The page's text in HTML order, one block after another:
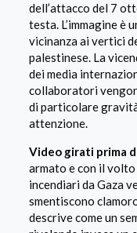
dell’attacco del 7
testa. L’immagine è
vicinanza ai vertici
palestinese. La
dei media
collaboratori
di particolare
attenzione.
Video girati prima
armato e con il
incendiari da Gaza
smentiscono
descrive come un